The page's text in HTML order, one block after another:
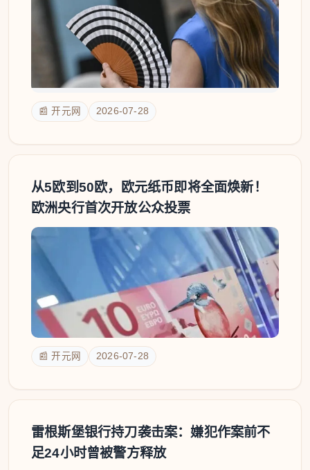
📰 开元网 2026-07-28
从5欧到50欧，欧元纸币即将全面焕新！
欧洲央行首次开放公众投票
📰 开元网 2026-07-28
雷根斯堡银行持刀袭击案：嫌犯作案前不
足24小时曾被警方释放